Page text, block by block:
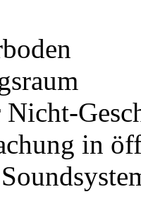
in